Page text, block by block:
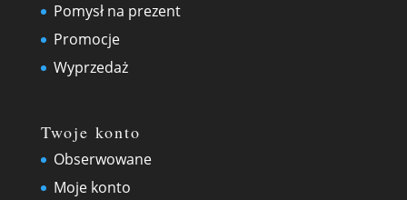
Pomysł na prezent
Promocje
Wyprzedaż
Twoje konto
Obserwowane
Moje konto